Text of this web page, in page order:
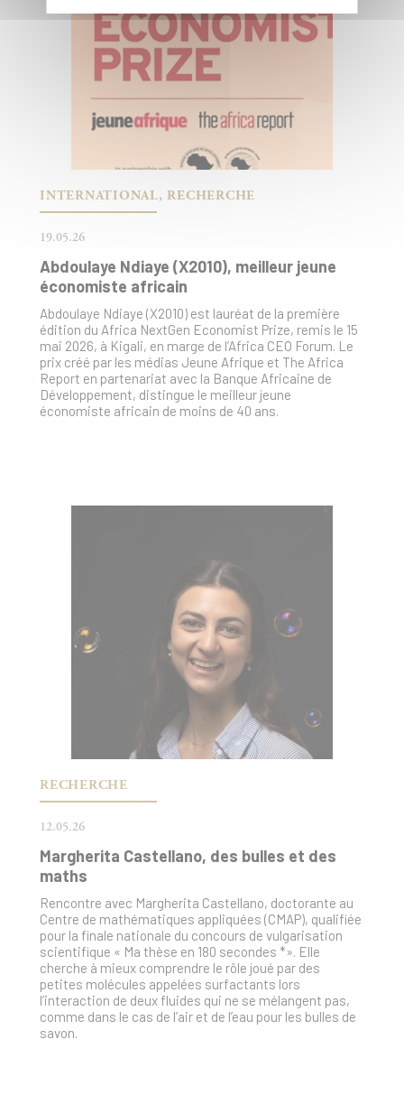
INTERNATIONAL, RECHERCHE
19.05.26
Abdoulaye Ndiaye (X2010), meilleur jeune
économiste africain
Abdoulaye Ndiaye (X2010) est lauréat de la première
édition du Africa NextGen Economist Prize, remis le 15
mai 2026, à Kigali, en marge de l’Africa CEO Forum. Le
prix créé par les médias Jeune Afrique et The Africa
Report en partenariat avec la Banque Africaine de
Développement, distingue le meilleur jeune
économiste africain de moins de 40 ans.
RECHERCHE
12.05.26
Margherita Castellano, des bulles et des
maths
Rencontre avec Margherita Castellano, doctorante au
Centre de mathématiques appliquées (CMAP), qualifiée
pour la finale nationale du concours de vulgarisation
scientifique « Ma thèse en 180 secondes *». Elle
cherche à mieux comprendre le rôle joué par des
petites molécules appelées surfactants lors
l’interaction de deux fluides qui ne se mélangent pas,
comme dans le cas de l’air et de l’eau pour les bulles de
savon.